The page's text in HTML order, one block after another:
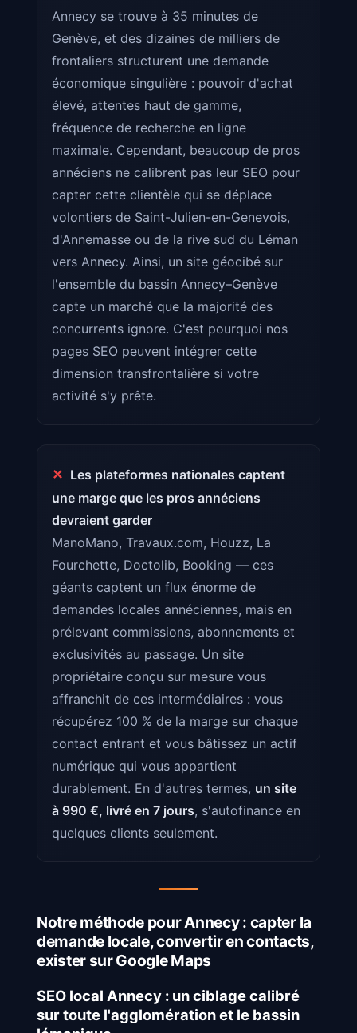
Annecy se trouve à 35 minutes de
Genève, et des dizaines de milliers de
frontaliers structurent une demande
économique singulière : pouvoir d'achat
élevé, attentes haut de gamme,
fréquence de recherche en ligne
maximale. Cependant, beaucoup de pros
annéciens ne calibrent pas leur SEO pour
capter cette clientèle qui se déplace
volontiers de Saint-Julien-en-Genevois,
d'Annemasse ou de la rive sud du Léman
vers Annecy. Ainsi, un site géocibé sur
l'ensemble du bassin Annecy–Genève
capte un marché que la majorité des
concurrents ignore. C'est pourquoi nos
pages SEO peuvent intégrer cette
dimension transfrontalière si votre
activité s'y prête.
✕ Les plateformes nationales captent
une marge que les pros annéciens
devraient garder
ManoMano, Travaux.com, Houzz, La
Fourchette, Doctolib, Booking — ces
géants captent un flux énorme de
demandes locales annéciennes, mais en
prélevant commissions, abonnements et
exclusivités au passage. Un site
propriétaire conçu sur mesure vous
affranchit de ces intermédiaires : vous
récupérez 100 % de la marge sur chaque
contact entrant et vous bâtissez un actif
numérique qui vous appartient
durablement. En d'autres termes, un site
à 990 €, livré en 7 jours, s'autofinance en
quelques clients seulement.
Notre méthode pour Annecy : capter la
demande locale, convertir en contacts,
exister sur Google Maps
SEO local Annecy : un ciblage calibré
sur toute l'agglomération et le bassin